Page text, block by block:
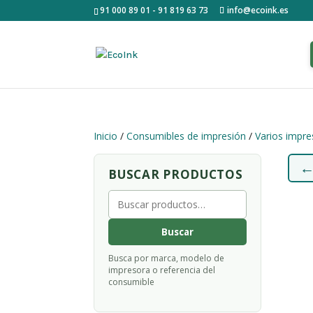
91 000 89 01 - 91 819 63 73 info@ecoink.es
Inicio /Consumibles de impresión /Varios
BUSCAR PRODUCTOS
Buscar
por:
Buscar
Busca por marca, modelo de
impresora o referencia del
consumible